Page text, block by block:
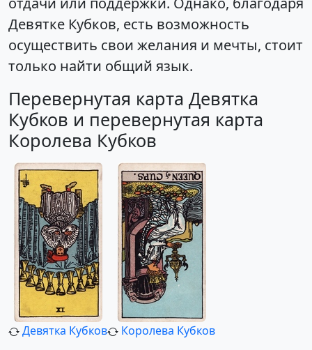
Девятке Кубков, есть возможность
осуществить свои желания и мечты, стоит
только найти общий язык.
Перевернутая карта Девятка
Кубков и перевернутая карта
Королева Кубков
Девятка Кубков Королева Кубков